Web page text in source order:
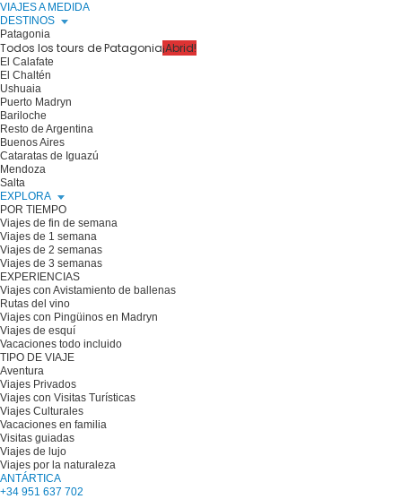
VIAJES A MEDIDA
DESTINOS
Patagonia
Todos los tours de Patagonia¡Abrid!
El Calafate
El Chaltén
Ushuaia
Puerto Madryn
Bariloche
Resto de Argentina
Buenos Aires
Cataratas de Iguazú
Mendoza
Salta
EXPLORA
POR TIEMPO
Viajes de fin de semana
Viajes de 1 semana
Viajes de 2 semanas
Viajes de 3 semanas
EXPERIENCIAS
Viajes con Avistamiento de ballenas
Rutas del vino
Viajes con Pingüinos en Madryn
Viajes de esquí
Vacaciones todo incluido
TIPO DE VIAJE
Aventura
Viajes Privados
Viajes con Visitas Turísticas
Viajes Culturales
Vacaciones en familia
Visitas guiadas
Viajes de lujo
Viajes por la naturaleza
ANTÁRTICA
+34 951 637 702